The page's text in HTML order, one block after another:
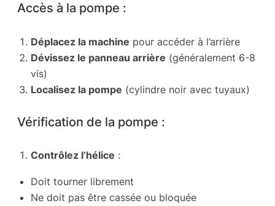
Accès à la pompe :
Déplacez la machine pour accéder à l’arrière
Dévissez le panneau arrière (généralement 6-8
vis)
Localisez la pompe (cylindre noir avec tuyaux)
Vérification de la pompe :
Contrôlez l’hélice :
Doit tourner librement
Ne doit pas être cassée ou bloquée